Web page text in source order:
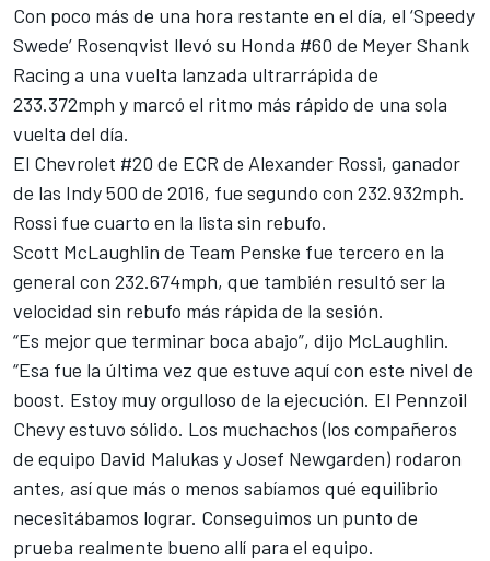
Con poco más de una hora restante en el día, el ‘Speedy
Swede’ Rosenqvist llevó su Honda #60 de Meyer Shank
Racing a una vuelta lanzada ultrarrápida de
233.372mph y marcó el ritmo más rápido de una sola
vuelta del día.
El Chevrolet #20 de ECR de Alexander Rossi, ganador
de las Indy 500 de 2016, fue segundo con 232.932mph.
Rossi fue cuarto en la lista sin rebufo.
Scott McLaughlin de Team Penske fue tercero en la
general con 232.674mph, que también resultó ser la
velocidad sin rebufo más rápida de la sesión.
“Es mejor que terminar boca abajo”, dijo McLaughlin.
“Esa fue la última vez que estuve aquí con este nivel de
boost. Estoy muy orgulloso de la ejecución. El Pennzoil
Chevy estuvo sólido. Los muchachos (los compañeros
de equipo David Malukas yJosef Newgarden) rodaron
antes, así que más o menos sabíamos qué equilibrio
necesitábamos lograr. Conseguimos un punto de
prueba realmente bueno allí para el equipo.